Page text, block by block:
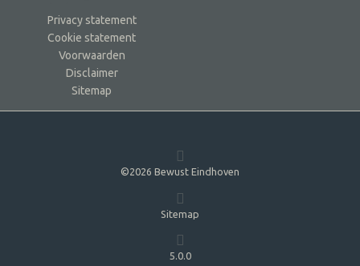
Privacy statement
Cookie statement
Voorwaarden
Disclaimer
Sitemap
©2026 Bewust Eindhoven
Sitemap
5.0.0